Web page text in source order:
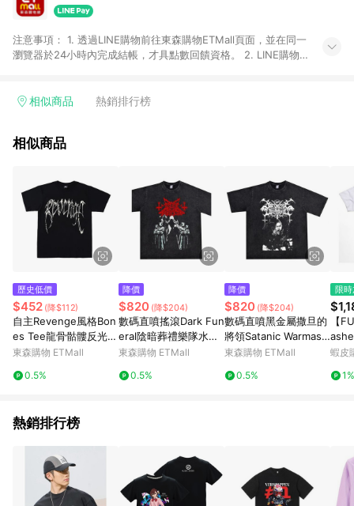
注意事項： 1. 透過LINE購物前往東森購物ETMall頁面，並在同一
瀏覽器於24小時內完成結帳，才具點數回饋資格。 2. LINE購物
單，皆不在點數回饋範圍內。 3. 如購買以下類別商品，將無法獲
球嚴選、商城、專案商品、「草莓網」全館商品。 4. 如取消訂
實際回饋請依LINE購物通知為主。 6. 訂單如有使用東森購物
ETMall站內之折扣優惠(包含但不限於東森幣、樂透金、東森現金
券等)，不具點數回饋資格。詳細請依東森購物ETMall之結帳頁面
顯示為準。 7. LINE購物設有「單一商品最高回饋點數」機制(特
殊活動時開放「回饋無上限」)，以同一訂單中同一商品不論件數
計算，並依訂單成立時間當下LINE購物所設定的回饋機制為準。
如顯示之商品規格、顏色、價位、贈品與東森購物ETMall銷售網
頁不符，以銷售網頁標示為準。 9. 若有贈點爭議，請務必於訂單
日期+180天以內至LINE購物客服洽詢；若超過180天(含)以上進
行申訴，恕無法贈點回饋。 10. 部分點數紅包僅限指定商品使
用，或不適用於無回饋商品。各點數紅包之適用商品與使用條件
請依點數紅包頁面規則為準。
相似商品 熱銷排行榜
相似商品
歷史低價
$452 (降$112)
自主Revenge風格Bon
es Tee龍骨骷髏反光短
袖T恤XXX同款高街潮
東森購物 ETMall
0.5%
降價
$820 (降$204)
數碼直噴搖滾Dark Fun
eral陰暗葬禮樂隊水洗
做舊T恤短袖男女寬松
東森購物 ETMall
0.5%
降價
$820 (降$204)
數碼直噴黑金屬撒旦的
將領Satanic Warmast
er搖滾樂隊短袖T恤純
東森購物 ETMall
0.5%
限
【
火焰
蝦皮
1%
熱銷排行榜